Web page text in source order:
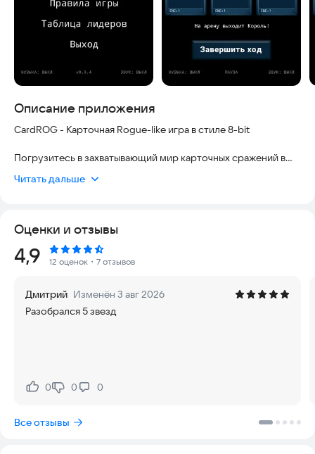
Описание приложения
CardROG - Карточная Rogue-like игра в стиле 8-bit
Погрузитесь в захватывающий мир карточных сражений в
планирование карт с напряженными боями против могучих
✨ ОСНОВНЫЕ ОСОБЕННОСТИ:
СТРАТЕГИЧЕСКИЕ БОИ
• Пошаговая боевая система с картами
• Управляйте энергией для оптимальных комбинаций
• Побеждайте боссов и получайте награды
• Динамическая система сложности
• Каждая игра - уникальный вызов
СИСТЕМА РАЗВИТИЯ
Читать дальше
Оценки и отзывы
Рейтинг:
4,9 12 оценок ・7 отзывов
Дмитрий Изменён 3 авг 2026
Разобрался 5 звезд
Нравится:
0Не нравится:
0 0
Все отзывы